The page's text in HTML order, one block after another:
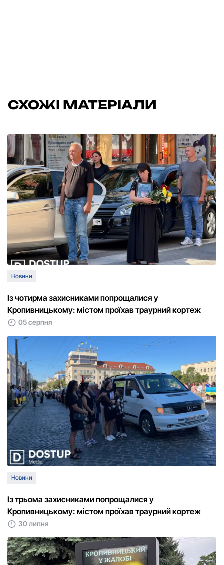
СХОЖІ МАТЕРІАЛИ
Новини
Із чотирма захисниками попрощалися у
Кропивницькому: містом проїхав траурний кортеж
05 серпня
Новини
Із трьома захисниками попрощалися у
Кропивницькому: містом проїхав траурний кортеж
30 липня